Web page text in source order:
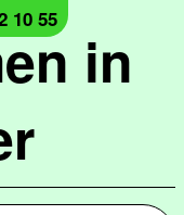
in
10 55